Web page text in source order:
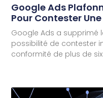
Google Ads
Pour Contester
Google Ads a supprimé
possibilité de contester
conformité de plus de